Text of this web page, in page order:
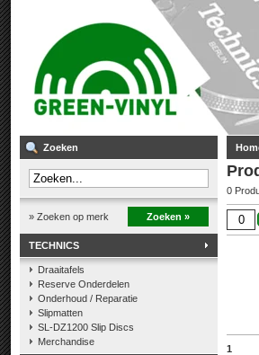
Zoeken
» Zoeken op merk Zoeken »
TECHNICS
Draaitafels
Reserve Onderdelen
Onderhoud / Reparatie
Slipmatten
SL-DZ1200 Slip Discs
Merchandise
0
1